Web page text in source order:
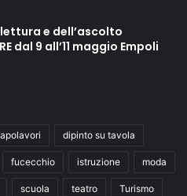
lettura e dell’ascolto
dal 9 all’11 maggio Empoli
dipinto su tavola
fucecchio istruzione moda
scuola teatro Turismo